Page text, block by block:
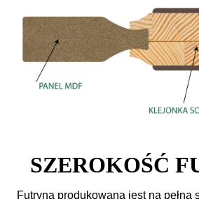
SZEROKOŚĆ
Futryna produkowana jest na pełną